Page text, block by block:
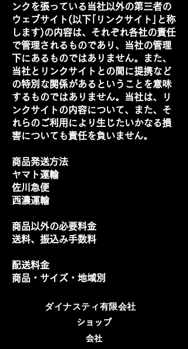
ンクを張っている当社以外の第三者の
ウェブサイト(以下｢リンクサイト｣と称
します)の内容は、それぞれ各社の責任
で管理されるものであり、当社の管理
下にあるものではありません。また、
当社とリンクサイトとの間に提携など
の特別な関係があるということを意味
するものではありません。当社は、リ
ンクサイトの内容について、また、そ
れらのご利用により生じたいかなる損
害についても責任を負いません。
商品発送方法
ヤマト運輸
佐川急便
西濃運輸
商品以外の必要料金
送料、振込み手数料
配送料金
商品・サイズ・地域別
​ダイナスティ有限会社
ショップ
会社